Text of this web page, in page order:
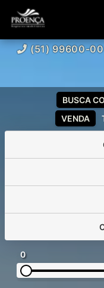
(51) 99600-
VENDA
BUSCA
0